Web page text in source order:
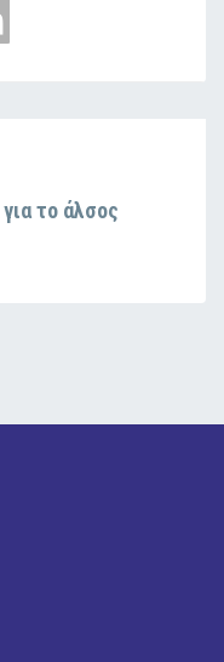
το άλσος